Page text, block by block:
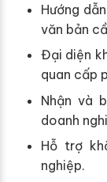
Hướng
văn bản
Đại diện
quan cấp
Nhận và
doanh
Hỗ trợ
nghiệp.